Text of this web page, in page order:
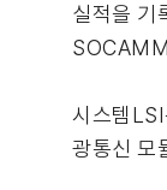
실적을 기
시스템
광통신 모